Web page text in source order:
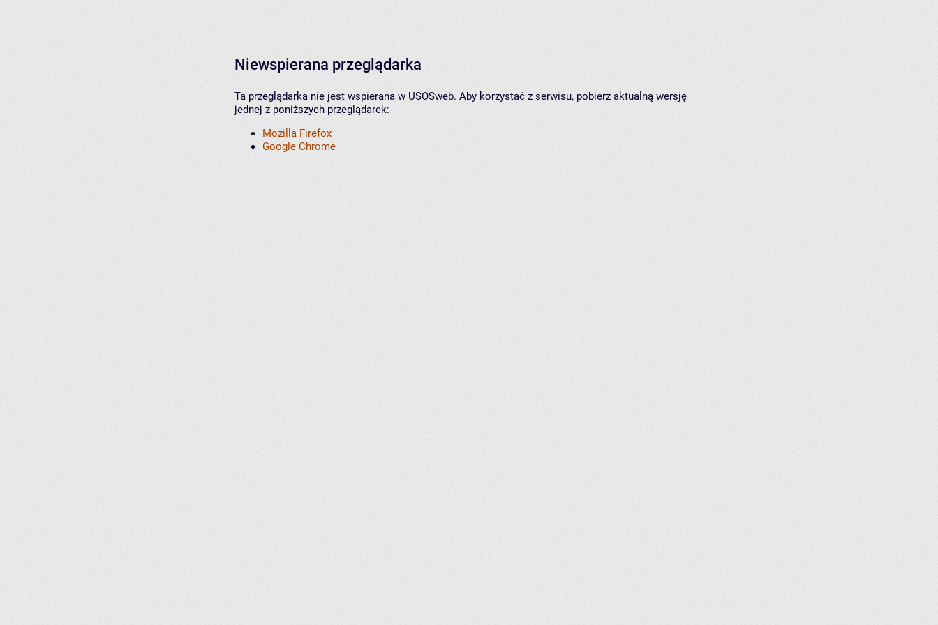
Niewspierana przeglądarka
Ta przeglądarka nie jest wspierana w USOSweb. Aby korzystać z serwisu, pobierz aktualną wersję
jednej z poniższych przeglądarek:
Mozilla Firefox
Google Chrome